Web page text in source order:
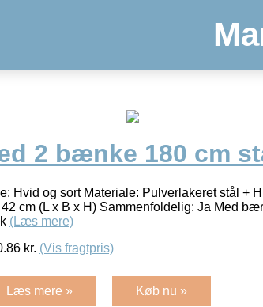
2 bænke 180 cm
Hvid og sort Materiale: Pulverlakeret stål +
42 cm (L x B x H) Sammenfoldelig: Ja Med
(Læs mere)
kr. (Vis fragtpris)
Læs mere » Køb nu »